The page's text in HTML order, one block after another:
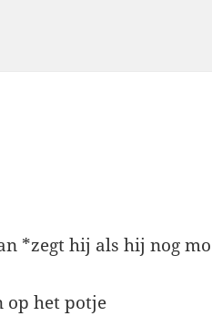
*zegt hij als hij nog
op het potje